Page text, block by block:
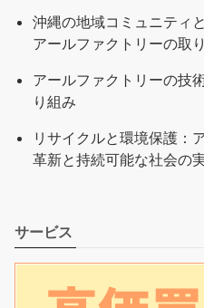
沖縄の地域コミュニティ
アールファクトリーの取
アールファクトリーの技
り組み
リサイクルと環境保護：
革新と持続可能な社会の
サービス